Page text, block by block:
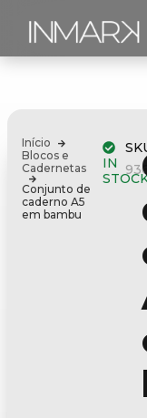
Início
Blocos e
Cadernetas
Conjunto de
caderno A5
em bambu
IN